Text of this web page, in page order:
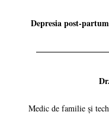
Depresia post-
Medic de familie și